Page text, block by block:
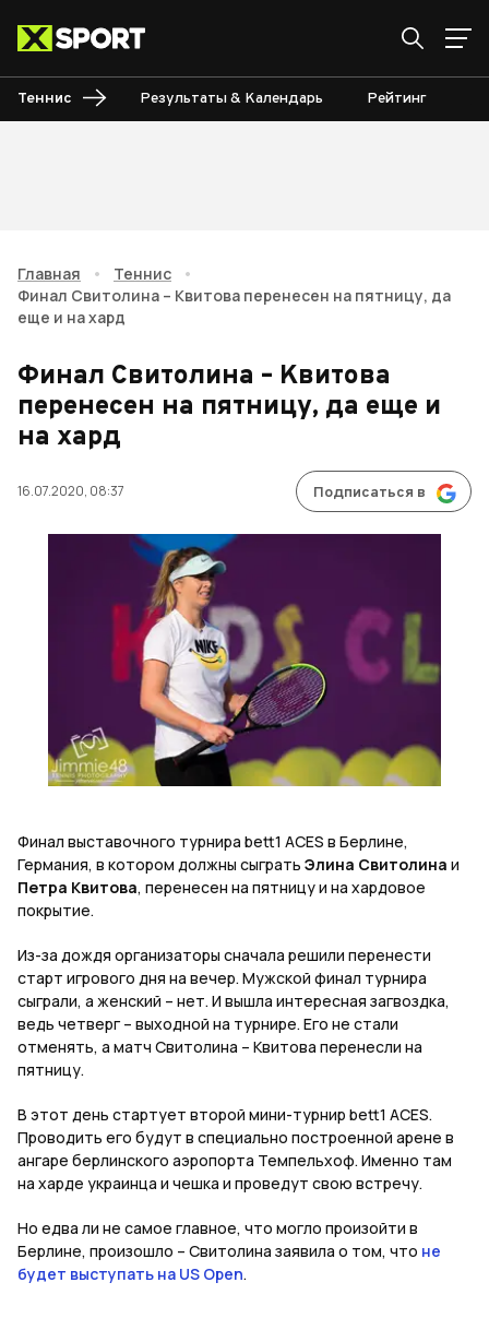
Теннис Результаты & Календарь Рейтинг
Главная • Теннис
•
Финал Свитолина – Квитова перенесен на пятницу, да
еще и на хард
Финал Свитолина – Квитова
перенесен на пятницу, да еще и
на хард
16.07.2020, 08:37 Подписаться в
Финал выставочного турнира bett1 ACES в Берлине,
Германия, в котором должны сыграть Элина Свитолина и
Петра Квитова, перенесен на пятницу и на хардовое
покрытие.
Из-за дождя организаторы сначала решили перенести
старт игрового дня на вечер. Мужской финал турнира
сыграли, а женский – нет. И вышла интересная загвоздка,
ведь четверг – выходной на турнире. Его не стали
отменять, а матч Свитолина – Квитова перенесли на
пятницу.
В этот день стартует второй мини-турнир bett1 ACES.
Проводить его будут в специально построенной арене в
ангаре берлинского аэропорта Темпельхоф. Именно там
на харде украинца и чешка и проведут свою встречу.
Но едва ли не самое главное, что могло произойти в
Берлине, произошло – Свитолина заявила о том, что не
будет выступать на US Open.